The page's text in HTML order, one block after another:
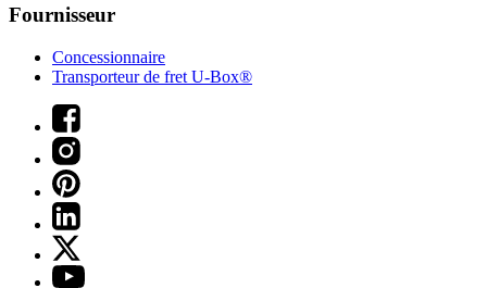
Fournisseur
Concessionnaire
Transporteur de fret U-Box®